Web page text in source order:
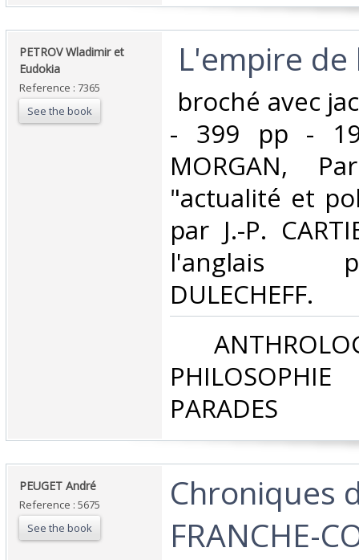
‎PETROV Wladimir et
Eudokia‎
Reference : 7365
See the book
L'empire
broché avec
- 399 pp -
MORGAN,
"actualité et
par J.-P.
l'anglais
DULECHEFF. ‎
PHILOSOPHIE
PARADES‎
‎PEUGET André‎
Reference : 5675
See the book
‎Chroniques
FRANCHE-